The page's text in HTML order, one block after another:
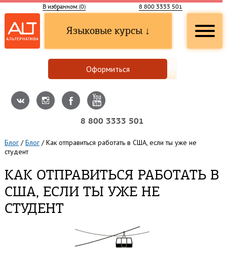
В избранном (0) 8 800 3333 501
Языковые курсы ↓
Оформиться
8 800 3333 501
Блог /Блог /Как отправиться работать в США, если ты уже не
студент
КАК ОТПРАВИТЬСЯ РАБОТАТЬ В
США, ЕСЛИ ТЫ УЖЕ НЕ
СТУДЕНТ